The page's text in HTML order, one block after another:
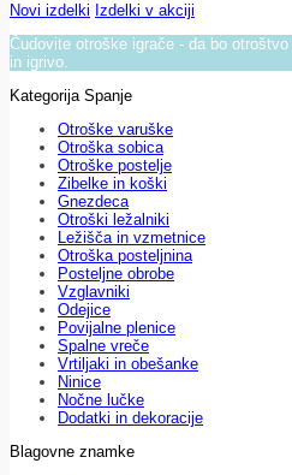
Novi izdelki Izdelki v akciji
Čudovite otroške igrače - da bo
in igrivo.
Kategorija Spanje
Otroške varuške
Otroška sobica
Otroške postelje
Zibelke in koški
Gnezdeca
Otroški ležalniki
Ležišča in vzmetnice
Otroška posteljnina
Posteljne obrobe
Vzglavniki
Odejice
Povijalne plenice
Spalne vreče
Vrtiljaki in obešanke
Ninice
Nočne lučke
Dodatki in dekoracije
Blagovne znamke